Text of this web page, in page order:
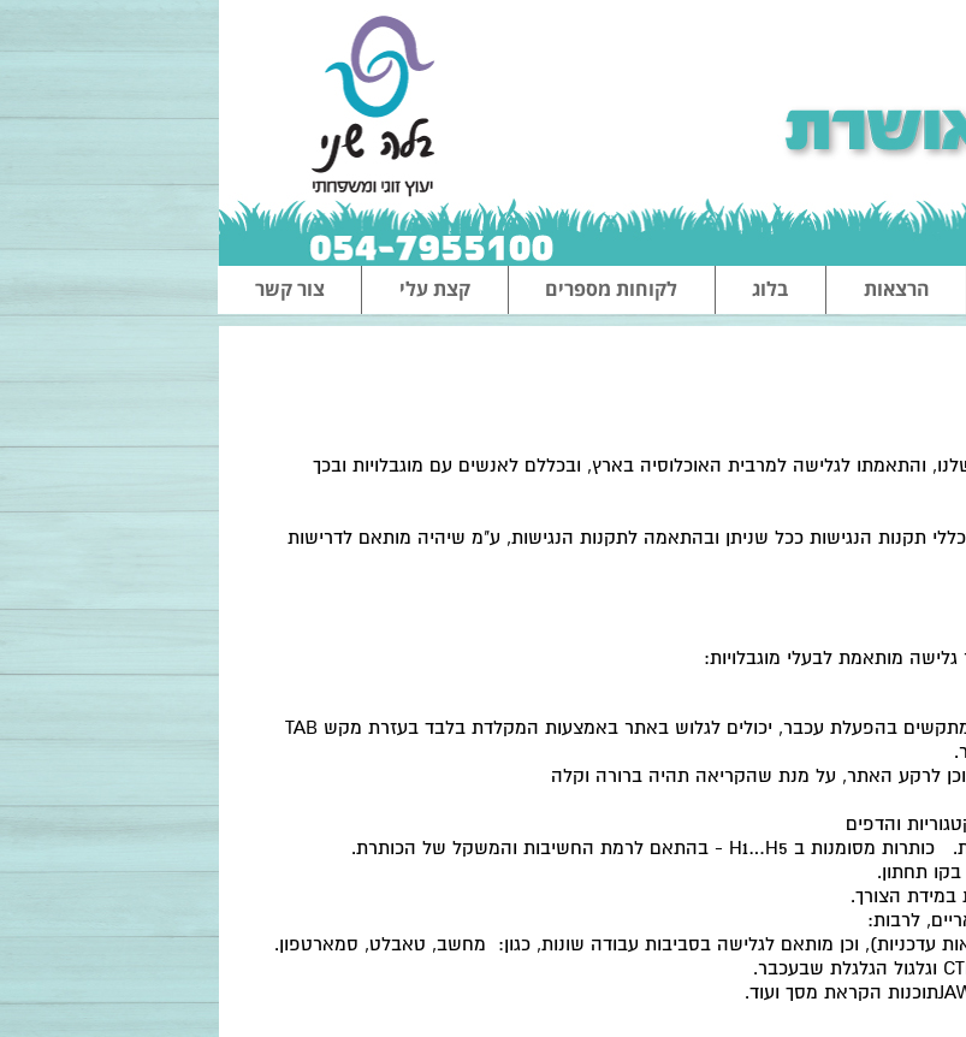
הרצאות בלוג לקוחות מספרים קצת עלי צור קשר
והתאמתו לגלישה למרבית האוכלוסיה בארץ, ובכללם לאנשים עם מוגבלויות ובכך
תקנות הנגישות ככל שניתן ובהתאמה לתקנות הנגישות, ע"מ שיהיה מותאם לדרישות
מותאמת לבעלי מוגבלויות:
בהפעלת עכבר, יכולים לגלוש באתר באמצעות המקלדת בלבד בעזרת מקש TAB
לרקע האתר, על מנת שהקריאה תהיה ברורה וקלה
והדפים
כותרות מסומנות ב - H1…H5 בהתאם לרמת החשיבות והמשקל של הכותרת.
תחתון.
במידת הצורך.
לרבות:
עדכניות), וכן מותאם לגלישה בסביבות עבודה שונות, כגון: מחשב, טאבלט, סמארטפון.
וגלגול הגלגלת שבעכבר.
תוכנות הקראת מסך ועוד.